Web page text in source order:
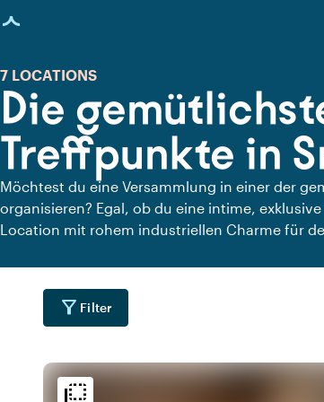
geladen
Die
Treffpunkte in
7 LOCATIONS
Möchtest du eine Versammlung in einer der
organisieren? Egal, ob du eine intime,
Location mit rohem industriellen Charme für
filter_alt Filter
flip_to_back Ambiente